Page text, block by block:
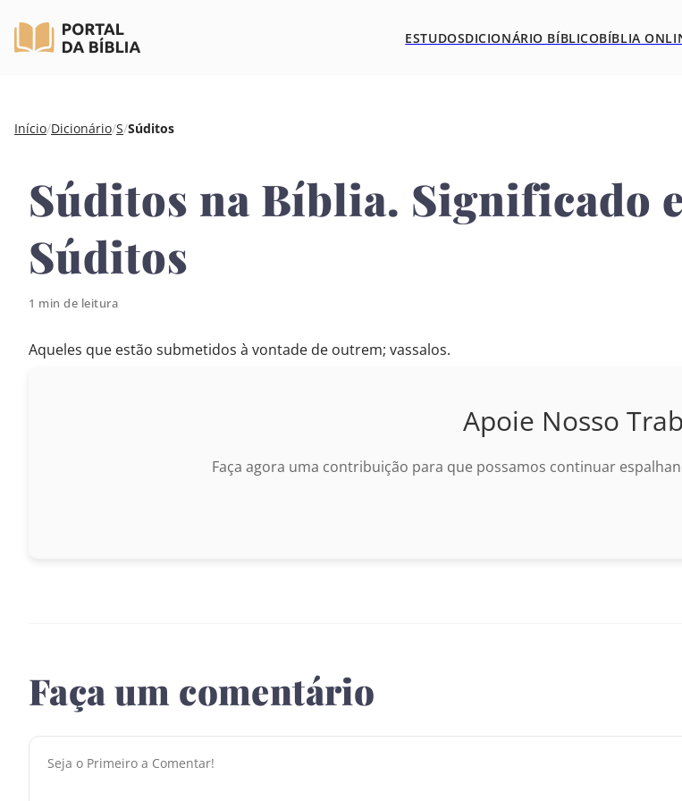
Pular
conteúdo
ESTUDOSDICIONÁRIO BÍBLICOBÍBLIA
Início/Dicionário/S/Súditos
Súditos na Bíblia. Significado
Súditos
1 min de leitura
Aqueles que estão submetidos à vontade de outrem; vassalos.
Apoie Nosso
Faça agora uma contribuição para que possamos continuar
Faça um comentário